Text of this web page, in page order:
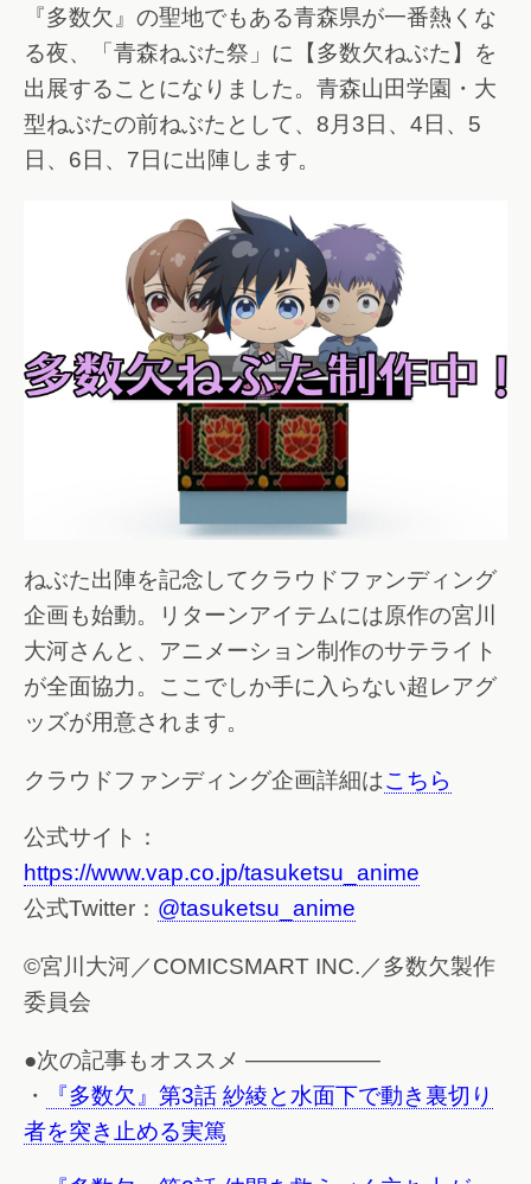
『多数欠』の聖地でもある青森県が一番熱くな
る夜、「青森ねぶた祭」に【多数欠ねぶた】を
出展することになりました。青森山田学園・大
型ねぶたの前ねぶたとして、8月3日、4日、5
日、6日、7日に出陣します。
ねぶた出陣を記念してクラウドファンディング
企画も始動。リターンアイテムには原作の宮川
大河さんと、アニメーション制作のサテライト
が全面協力。ここでしか手に入らない超レアグ
ッズが用意されます。
クラウドファンディング企画詳細はこちら
公式サイト：
https://www.vap.co.jp/tasuketsu_anime
公式Twitter： @tasuketsu_anime
©宮川大河／COMICSMART INC.／多数欠製作
委員会
●次の記事もオススメ ——————
・
『多数欠』第3話 紗綾と水面下で動き裏切り
者を突き止める実篤